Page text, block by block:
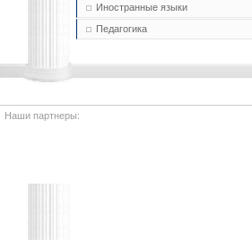
Иностранные языки
Педагогика
Наши партнеры: